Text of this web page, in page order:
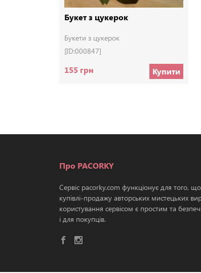
Букет з цукерок
Букети з цукерок
[ID:000847]
155 грн Купити
Про PACORKY
Сервіс pacorky.com функціонує для того,
купівлі-продажу авторських мистецьких
користування сервісом є простим та
і для покупців.